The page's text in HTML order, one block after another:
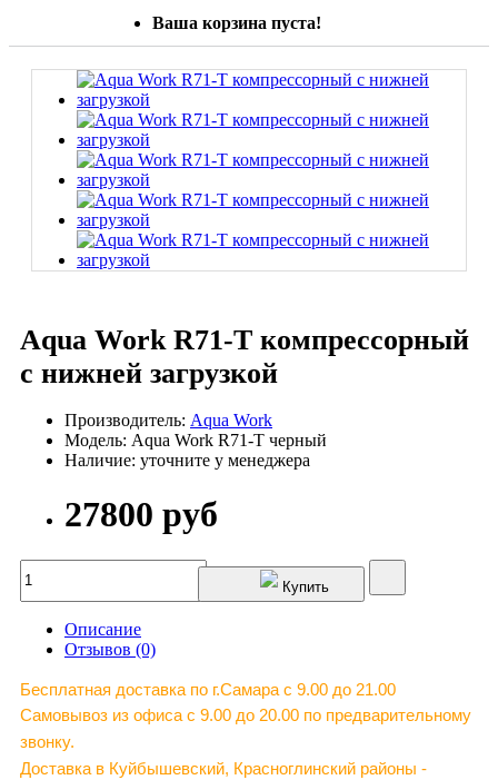
Ваша корзина пуста!
Aqua Work R71-T компрессорный
с нижней загрузкой
Производитель: Aqua Work
Модель: Aqua Work R71-T черный
Наличие: уточните у менеджера
27800 руб
Купить
Описание
Отзывов (0)
Бесплатная доставка по г.Самара c 9.00 до 21.00
Самовывоз из офиса с 9.00 до 20.00 по предварительному
звонку.
Доставка в Куйбышевский, Красноглинский районы -